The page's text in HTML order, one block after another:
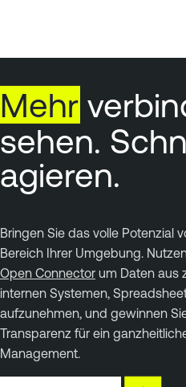
Mehr
sehen.
agieren.
Bringen Sie das volle Potenzial
Bereich Ihrer Umgebung.
Open Connector um Daten aus
internen Systemen,
aufzunehmen, und gewinnen
Transparenz für ein
Management.